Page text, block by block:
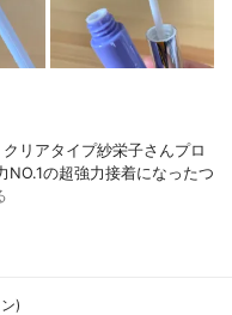
リアタイプ紗栄子さんプロ
の超強力接着になったつ
)